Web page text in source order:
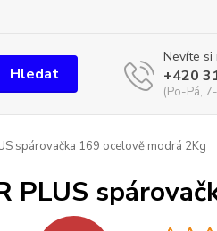
Hledat
Nevíte si
+420
(Po-Pá,
spárovačka 169 ocelově modrá 2Kg
PLUS